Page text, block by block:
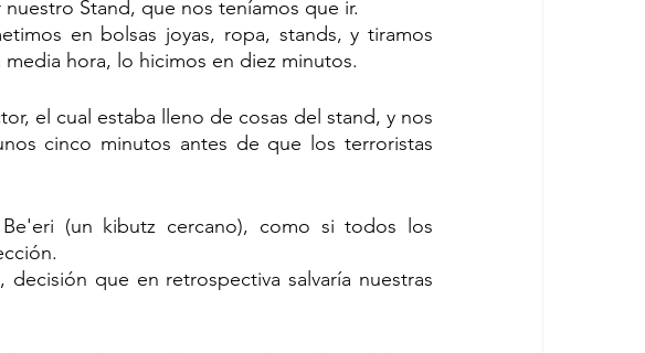
Stand, que nos teníamos que ir.
en bolsas joyas, ropa, stands, y tiramos
hora, lo hicimos en diez minutos.
el cual estaba lleno de cosas del stand, y nos
cinco minutos antes de que los terroristas
(un kibutz cercano), como si todos los
que en retrospectiva salvaría nuestras